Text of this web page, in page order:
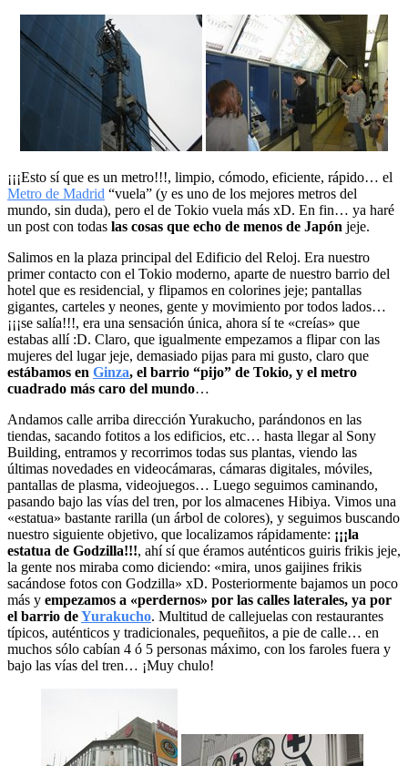
¡¡¡Esto sí que es un metro!!!, limpio, cómodo, eficiente, rápido… el
Metro de Madrid “vuela” (y es uno de los mejores metros del
mundo, sin duda), pero el de Tokio vuela más xD. En fin… ya haré
un post con todas las cosas que echo de menos de Japón jeje.
Salimos en la plaza principal del Edificio del Reloj. Era nuestro
primer contacto con el Tokio moderno, aparte de nuestro barrio del
hotel que es residencial, y flipamos en colorines jeje; pantallas
gigantes, carteles y neones, gente y movimiento por todos lados…
¡¡¡se salía!!!, era una sensación única, ahora sí te «creías» que
estabas allí :D. Claro, que igualmente empezamos a flipar con las
mujeres del lugar jeje, demasiado pijas para mi gusto, claro que
estábamos en Ginza, el barrio “pijo” de Tokio, y el metro
cuadrado más caro del mundo…
Andamos calle arriba dirección Yurakucho, parándonos en las
tiendas, sacando fotitos a los edificios, etc… hasta llegar al Sony
Building, entramos y recorrimos todas sus plantas, viendo las
últimas novedades en videocámaras, cámaras digitales, móviles,
pantallas de plasma, videojuegos… Luego seguimos caminando,
pasando bajo las vías del tren, por los almacenes Hibiya. Vimos una
«estatua» bastante rarilla (un árbol de colores), y seguimos buscando
nuestro siguiente objetivo, que localizamos rápidamente: ¡¡¡la
estatua de Godzilla!!!, ahí sí que éramos auténticos guiris frikis jeje,
la gente nos miraba como diciendo: «mira, unos gaijines frikis
sacándose fotos con Godzilla» xD. Posteriormente bajamos un poco
más y empezamos a «perdernos» por las calles laterales, ya por
el barrio deYurakucho. Multitud de callejuelas con restaurantes
típicos, auténticos y tradicionales, pequeñitos, a pie de calle… en
muchos sólo cabían 4 ó 5 personas máximo, con los faroles fuera y
bajo las vías del tren… ¡Muy chulo!